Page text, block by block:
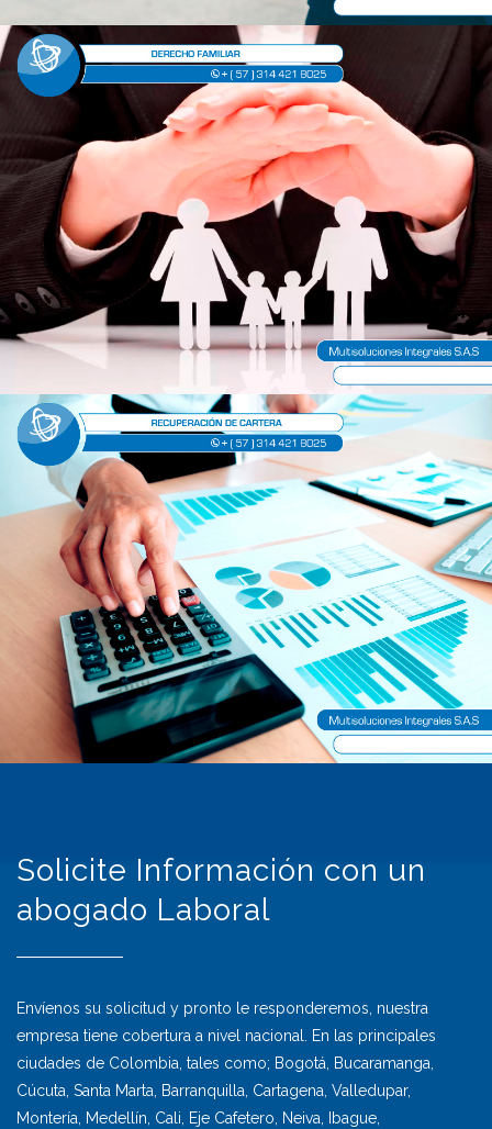
Solicite Información con un
abogado Laboral
Envíenos su solicitud y pronto le responderemos, nuestra
empresa tiene cobertura a nivel nacional. En las principales
ciudades de Colombia, tales como; Bogotá, Bucaramanga,
Cúcuta, Santa Marta, Barranquilla, Cartagena, Valledupar,
Montería, Medellín, Cali, Eje Cafetero, Neiva, Ibague,